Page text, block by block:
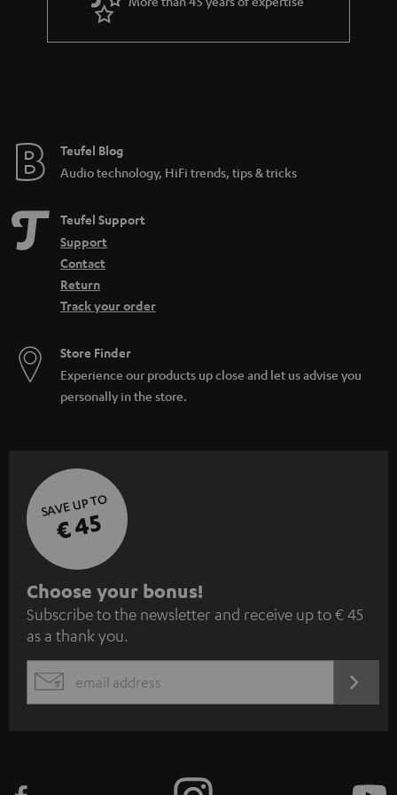
r
a
e
Teufel Blog
Audio technology, HiFi trends, tips & tricks
Teufel Support
Support
Contact
Return
Track your order
Store Finder
Experience our products up close and let us advise you
personally in the store.
SAVE UP TO
€ 45
S
u
b
s
c
Choose your bonus!
Subscribe to the newsletter and receive up to € 45
as a thank you.
EMAIL